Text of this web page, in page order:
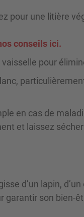
pour une litière
conseils ici.
pour
en cas de
et laissez
d’un lapin, d’un
garantir son bien-